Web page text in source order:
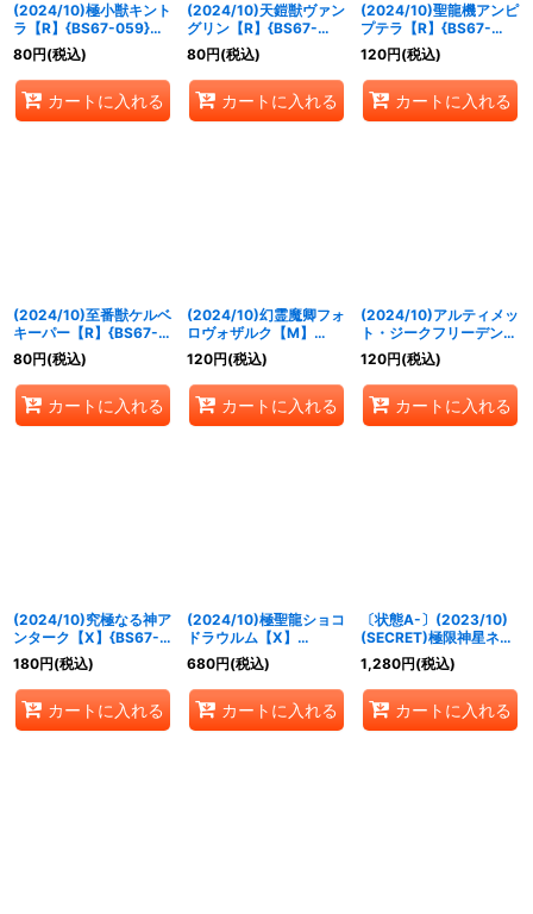
(2024/10)極小獣キント
ラ【R】{BS67-059}
《緑》
80円(税込)
カートに入れる
(2024/10)天鎧獣ヴァン
グリン【R】{BS67-
060}《白》
80円(税込)
カートに入れる
(2024/10)聖龍機アンピ
プテラ【R】{BS67-
061}《黄》
120円(税込)
カートに入れる
(2024/10)至番獣ケルベ
キーパー【R】{BS67-
062}《青》
80円(税込)
カートに入れる
(2024/10)幻霊魔卿フォ
ロヴォザルク【M】
{BS67-058}《紫》
120円(税込)
カートに入れる
(2024/10)アルティメッ
ト・ジークフリーデン
【M】{BS67-RV001}
《多》
120円(税込)
カートに入れる
(2024/10)究極なる神ア
ンターク【X】{BS67-
X09}《多》
180円(税込)
カートに入れる
(2024/10)極聖龍ショコ
ドラウルム【X】
{BS67-X08}《黄》
680円(税込)
カートに入れる
〔状態A-〕(2023/10)
(SECRET)極限神星ネ
オ・ゼッター【X-SEC】
{BS65-X06}《緑》
1,280円(税込)
カートに入れる